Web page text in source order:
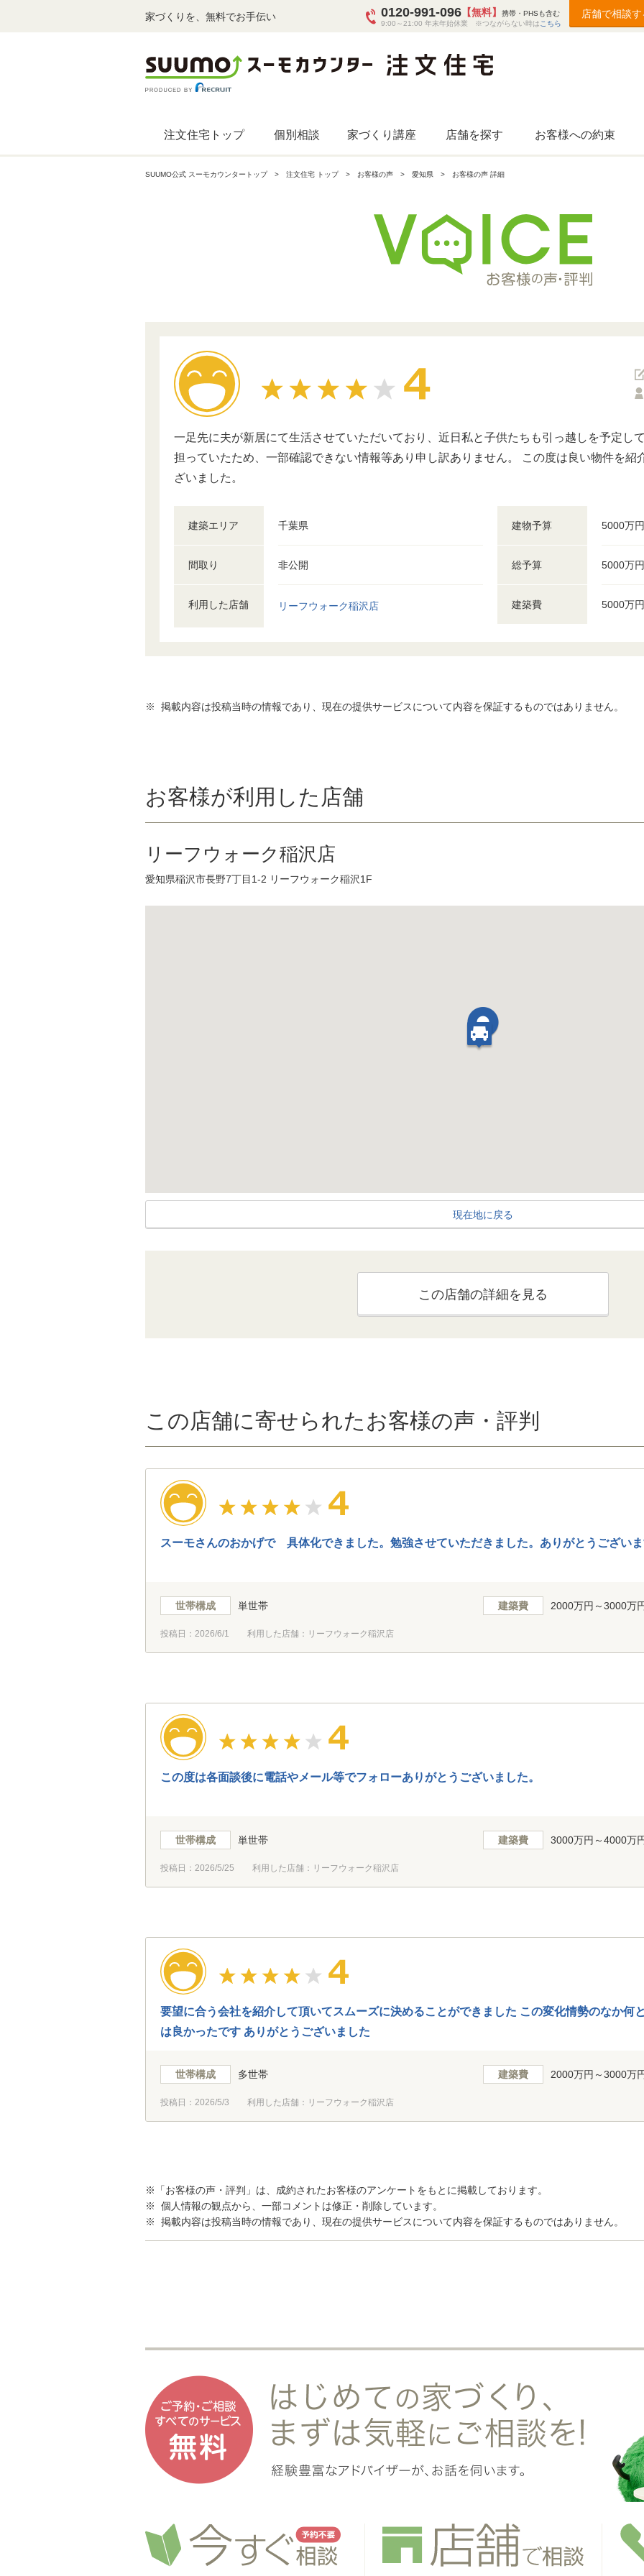
家づくりを、無料でお手伝い 0120-991-096 【無料】
携帯・PHSも含む
9:00～21:00 年末年始休業 ※つながらない時は こちら
店舗で相談す
注文住宅トップ 個別相談 家づくり講座 店舗を探す お客様への約束
SUUMO公式 スーモカウンタートップ 注文住宅 トップ お客様の声 愛知県 お客様の声 詳細
一足先に夫が新居にて生活させていただいており、近日私と子供たちも引っ越しを予定し
担っていたため、一部確認できない情報等あり申し訳ありません。 この度は良い物件を紹
ざいました。
建築エリア 千葉県
間取り 非公開
利用した店舗 リーフウォーク稲沢店
建物予算 5000万
総予算 5000万
建築費 5000万
※ 掲載内容は投稿当時の情報であり、現在の提供サービスについて内容を保証するものではありません。
お客様が利用した店舗
リーフウォーク稲沢店
愛知県稲沢市長野7丁目1-2 リーフウォーク稲沢1F
現在地に戻る
この店舗の詳細を見る
この店舗に寄せられたお客様の声・評判
スーモさんのおかげで 具体化できました。勉強させていただきました。ありがとうございま
世帯構成 単世帯 建築費 2000万円～3000万
投稿日： 2026/6/1 利用した店舗：リーフウォーク稲沢店
この度は各面談後に電話やメール等でフォローありがとうございました。
世帯構成 単世帯 建築費 3000万円～4000万
投稿日： 2026/5/25 利用した店舗：リーフウォーク稲沢店
要望に合う会社を紹介して頂いてスムーズに決めることができました この変化情勢のなか何
は良かったです ありがとうございました
世帯構成 多世帯 建築費 2000万円～3000万
投稿日： 2026/5/3 利用した店舗：リーフウォーク稲沢店
※「お客様の声・評判」は、成約されたお客様のアンケートをもとに掲載しております。
※ 個人情報の観点から、一部コメントは修正・削除しています。
※ 掲載内容は投稿当時の情報であり、現在の提供サービスについて内容を保証するものではありません。